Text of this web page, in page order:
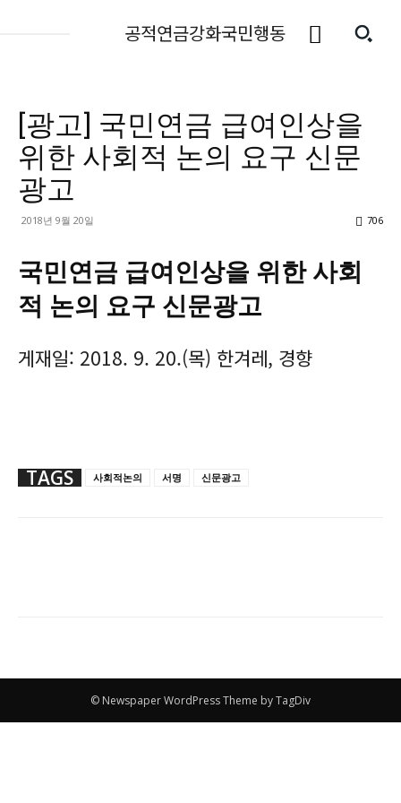
공적연금강화국민행동
[광고] 국민연금 급여인상을
위한 사회적 논의 요구 신문
광고
2018년 9월 20일 706
국민연금 급여인상을 위한 사회
적 논의 요구 신문광고
게재일: 2018. 9. 20.(목) 한겨레, 경향
TAGS 사회적논의 서명 신문광고
© Newspaper WordPress Theme by TagDiv